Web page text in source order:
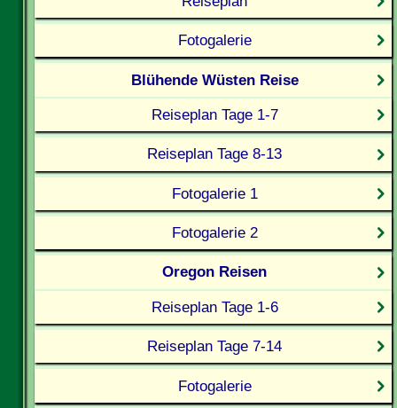
Fotogalerie
Blühende Wüsten Reise
Reiseplan Tage 1-7
Reiseplan Tage 8-13
Fotogalerie 1
Fotogalerie 2
Oregon Reisen
Reiseplan Tage 1-6
Reiseplan Tage 7-14
Fotogalerie